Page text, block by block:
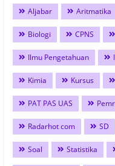
Aljabar Aritmatika
Biologi CPNS
Ilmu Pengetahuan
Kimia Kursus
PAT PAS UAS
Radarhot com SD
Soal Statistika